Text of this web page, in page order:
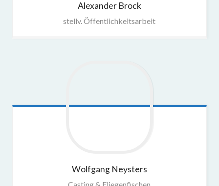
Alexander Brock
stellv. Öffentlichkeitsarbeit
Wolfgang Neysters